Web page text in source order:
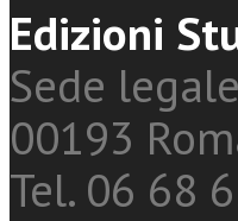
Edizioni
Sede
00193
Tel. 06 68